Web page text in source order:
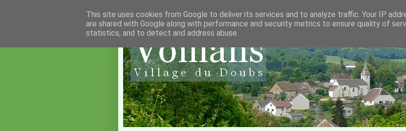
This site uses cookies from Google to deliver its services and to analyze traffic. Your IP
are shared with Google along with performance and security metrics to ensure quality of
statistics, and to detect and address abuse.